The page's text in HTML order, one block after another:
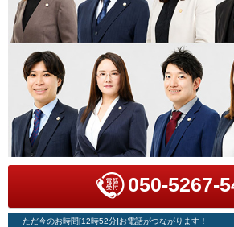
050-5267-
ただ今のお時間[12時52分]お電話がつながります！